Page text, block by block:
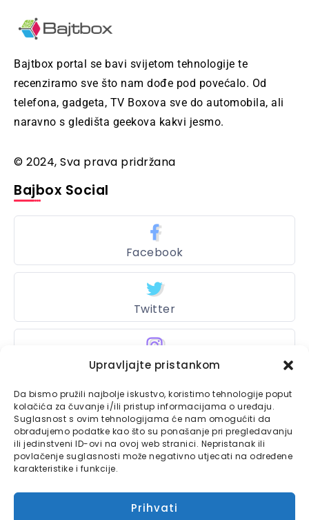
Upravljajte pristankom
Da bismo pružili najbolje iskustvo, koristimo tehnologije poput
kolačića za čuvanje i/ili pristup informacijama o uređaju.
Suglasnost s ovim tehnologijama će nam omogućiti da
obrađujemo podatke kao što su ponašanje pri pregledavanju
ili jedinstveni ID-ovi na ovoj web stranici. Nepristanak ili
povlačenje suglasnosti može negativno utjecati na određene
karakteristike i funkcije.
Prihvati
Bajtbox portal se bavi svijetom tehnologije te
recenziramo sve što nam dođe pod povećalo. Od
telefona, gadgeta, TV Boxova sve do automobila, ali
naravno s gledišta geekova kakvi jesmo.
© 2024, Sva prava pridržana
Bajbox Social
Facebook
Twitter
Instagram
Bajtbox
Linkovi
Kontaktirajte nas
Bajtbox koristi
usluge.